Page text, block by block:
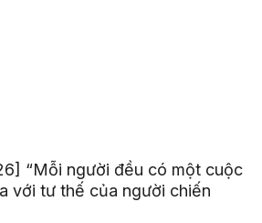
“Mỗi người đều có một cuộc
với tư thế của người chiến